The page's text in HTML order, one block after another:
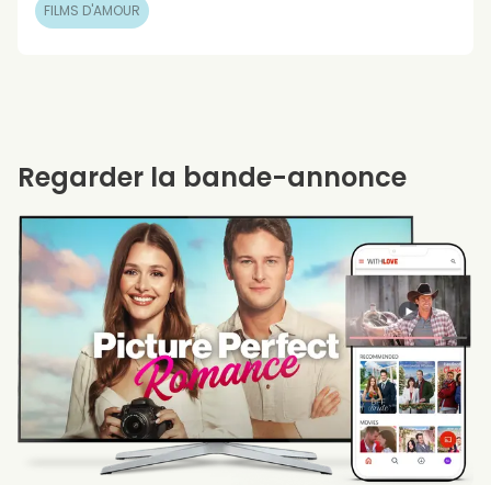
FILMS D'AMOUR
Regarder la bande-annonce